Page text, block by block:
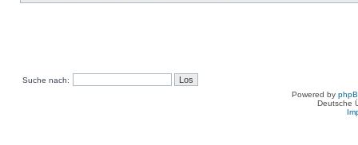
Suche nach:
Powered by
Deutsche